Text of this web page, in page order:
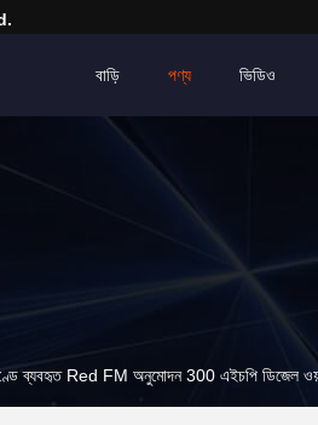
বাড়ি পণ্য ভিডিও
ব্যবহৃত Red FM অনুমোদন 300 এইচপি ডিজেল